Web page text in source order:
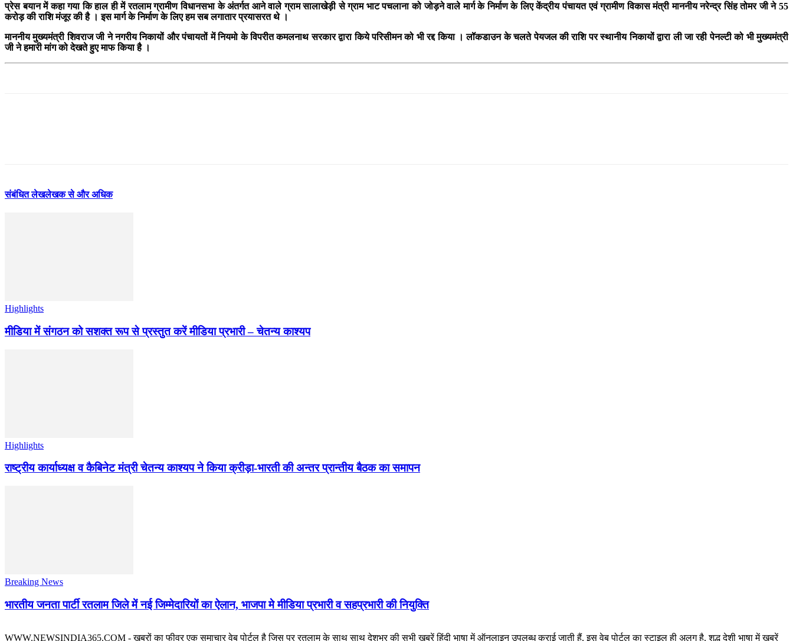
प्रेस बयान में कहा गया कि हाल ही में रतलाम ग्रामीण विधानसभा के अंतर्गत आने वाले ग्राम सालाखेड़ी से ग्राम भाट पचलाना को जोड़ने वाले मार्ग के निर्माण के लिए केंद्रीय पंचायत एवं ग्रामीण विकास मंत्री माननीय नरेन्द्र सिंह तोमर जी ने 55
करोड़ की राशि मंजूर की है । इस मार्ग के निर्माण के लिए हम सब लगातार प्रयासरत थे ।
माननीय मुख्यमंत्री शिवराज जी ने नगरीय निकायों और पंचायतों में नियमो के विपरीत कमलनाथ सरकार द्वारा किये परिसीमन को भी रद्द किया । लॉकडाउन के चलते पेयजल की राशि पर स्थानीय निकायों द्वारा ली जा रही पेनल्टी को भी मुख्यमंत्री
जी ने हमारी मांग को देखते हुए माफ किया है ।
संबंधित लेखलेखक से और अधिक
Highlights
मीडिया में संगठन को सशक्त रूप से प्रस्तुत करें मीडिया प्रभारी – चेतन्य काश्यप
Highlights
राष्ट्रीय कार्याध्यक्ष व कैबिनेट मंत्री चेतन्य काश्यप ने किया क्रीड़ा-भारती की अन्तर प्रान्तीय बैठक का समापन
Breaking News
भारतीय जनता पार्टी रतलाम जिले में नई जिम्मेदारियों का ऐलान, भाजपा मे मीडिया प्रभारी व सहप्रभारी की नियुक्ति
WWW.NEWSINDIA365.COM - खबरों का फीवर एक समाचार वेब पोर्टल है जिस पर रतलाम के साथ साथ देशभर की सभी ख़बरें हिंदी भाषा में ऑनलाइन उपलब्ध कराई जाती हैं, इस वेब पोर्टल का स्टाइल ही अलग है, शुद्ध देशी भाषा में ख़बरें